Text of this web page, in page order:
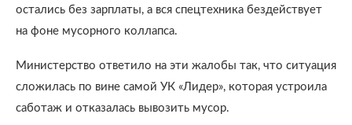
остались без зарплаты, а вся спецтехника бездействует
на фоне мусорного коллапса.
Министерство ответило на эти жалобы так, что ситуация
сложилась по вине самой УК «Лидер», которая устроила
саботаж и отказалась вывозить мусор.